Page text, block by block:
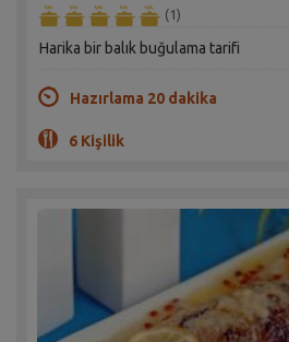
(1)
Harika bir balık buğulama tarifi
Hazırlama 20 dakika
6 Kişilik